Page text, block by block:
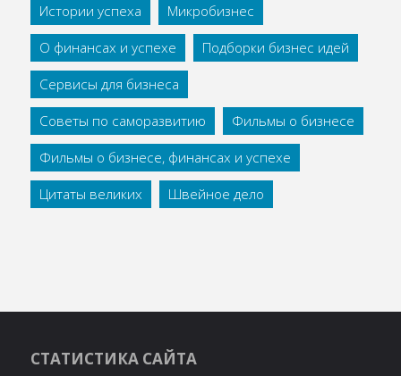
Истории успеха
Микробизнес
О финансах и успехе
Подборки бизнес идей
Сервисы для бизнеса
Советы по саморазвитию
Фильмы о бизнесе
Фильмы о бизнесе, финансах и успехе
Цитаты великих
Швейное дело
СТАТИСТИКА САЙТА